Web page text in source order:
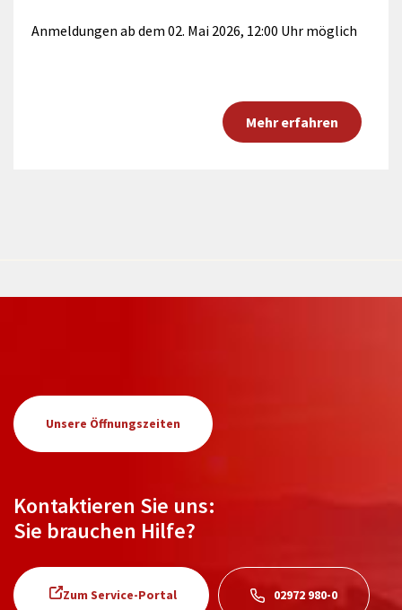
Anmeldungen ab dem 02. Mai 2026, 12:00 Uhr möglich
Mehr erfahren
Unsere Öffnungszeiten
Kontaktieren Sie uns:
Sie brauchen Hilfe?
Zum Service-Portal 02972 980-0